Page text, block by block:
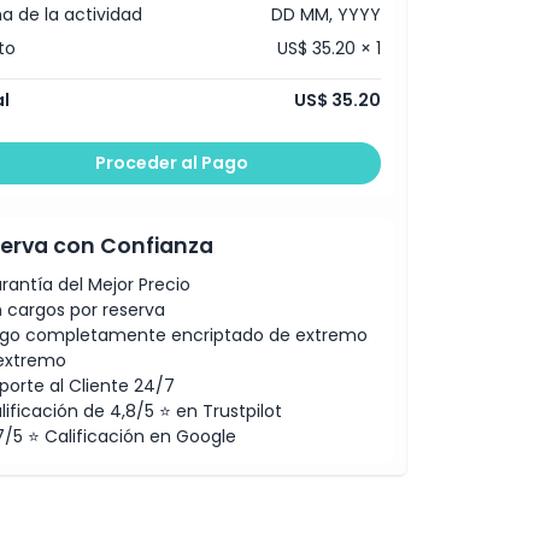
de la actividad
DD MM, YYYY
US$ 35.20 × 1
US$ 35.20
Proceder al Pago
con Confianza
del Mejor Precio
cargos por reserva
completamente encriptado de extremo
al Cliente 24/7
de 4,8/5 ⭐ en Trustpilot
5 ⭐ Calificación en Google